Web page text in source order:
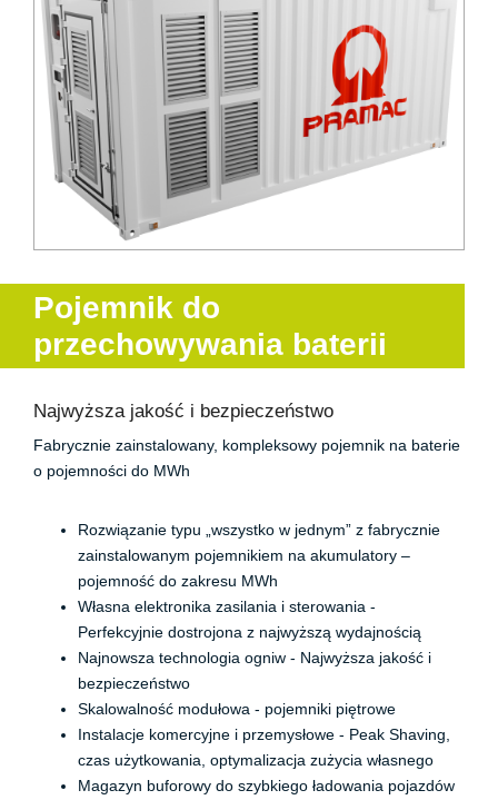
Pojemnik do
przechowywania baterii
Najwyższa jakość i bezpieczeństwo
Fabrycznie zainstalowany, kompleksowy pojemnik na baterie
o pojemności do MWh
Rozwiązanie typu „wszystko w jednym” z fabrycznie
zainstalowanym pojemnikiem na akumulatory –
pojemność do zakresu MWh
Własna elektronika zasilania i sterowania -
Perfekcyjnie dostrojona z najwyższą wydajnością
Najnowsza technologia ogniw - Najwyższa jakość i
bezpieczeństwo
Skalowalność modułowa - pojemniki piętrowe
Instalacje komercyjne i przemysłowe - Peak Shaving,
czas użytkowania, optymalizacja zużycia własnego
Magazyn buforowy do szybkiego ładowania pojazdów